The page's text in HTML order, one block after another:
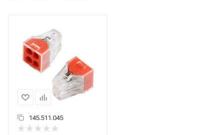
145.511.045